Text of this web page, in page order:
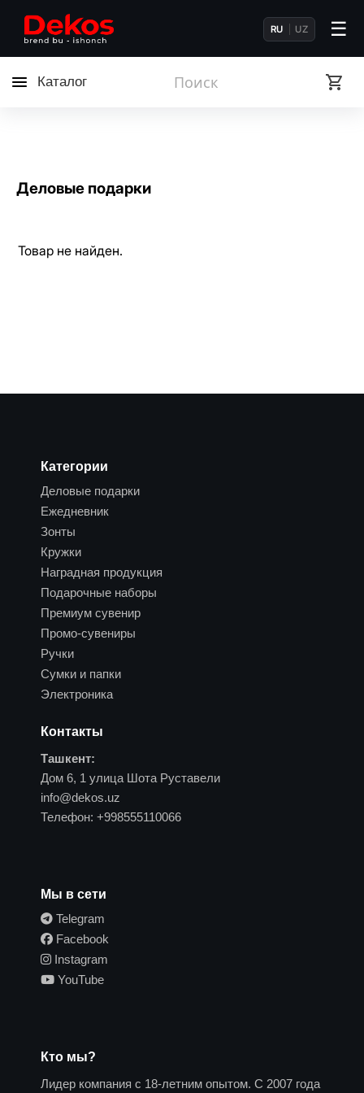
RU UZ ☰
Каталог
Деловые подарки
Товар не найден.
Категории
Деловые подарки
Ежедневник
Зонты
Кружки
Наградная продукция
Подарочные наборы
Премиум сувенир
Промо-сувениры
Ручки
Сумки и папки
Электроника
Контакты
Ташкент:
Дом 6, 1 улица Шота Руставели
info@dekos.uz
Телефон: +998555110066
Мы в сети
Telegram
Facebook
Instagram
YouTube
Кто мы?
Лидер компания с 18-летним опытом. С 2007 года